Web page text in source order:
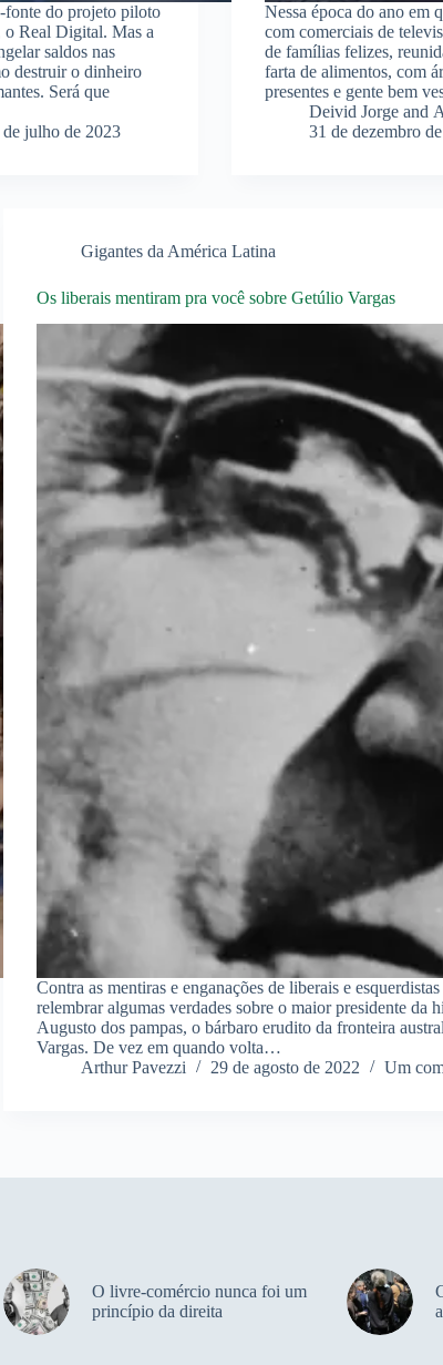
do projeto piloto
o Real Digital. Mas a
saldos nas
destruir o dinheiro
Será que
de julho de 2023
Nessa época do ano em
com comerciais de
de famílias felizes,
farta de alimentos, com
presentes e gente bem
Deivid Jorge and
31 de dezembro
Gigantes da América Latina
Os liberais mentiram pra você sobre Getúlio Vargas
Contra as mentiras e enganações de liberais e
relembrar algumas verdades sobre o maior presidente da
Augusto dos pampas, o bárbaro erudito da fronteira
Vargas. De vez em quando volta…
Arthur Pavezzi
29 de agosto de 2022 Um
O livre-comércio nunca foi um
princípio da direita